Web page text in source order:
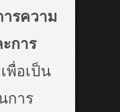
รความ
การ
พื่อเป็น
การ